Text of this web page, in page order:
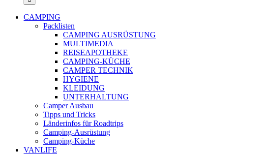
CAMPING
Packlisten
CAMPING AUSRÜSTUNG
MULTIMEDIA
REISEAPOTHEKE
CAMPING-KÜCHE
CAMPER TECHNIK
HYGIENE
KLEIDUNG
UNTERHALTUNG
Camper Ausbau
Tipps und Tricks
Länderinfos für Roadtrips
Camping-Ausrüstung
Camping-Küche
VANLIFE